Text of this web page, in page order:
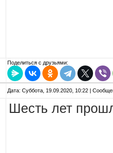
Поделиться с друзьями:
Дата: Суббота, 19.09.2020, 10:22 |
Шесть лет